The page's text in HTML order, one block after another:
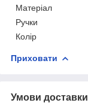
Матеріал
Ручки
Колір
Приховати
Умови доставки